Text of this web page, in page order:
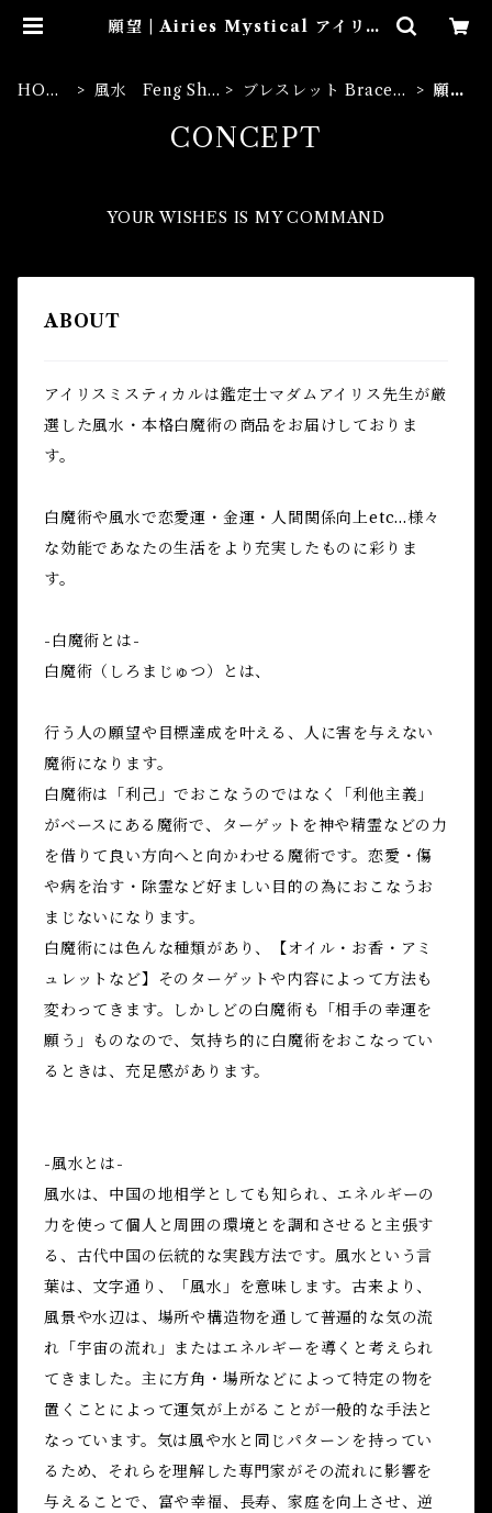
願望 | Airies Mystical アイリス
HOM
風水 Feng Shu
ブレスレット Bracele
願
CONCEPT
YOUR WISHES IS MY COMMAND
ABOUT
アイリスミスティカルは鑑定士マダムアイリス先生が厳
選した風水・本格白魔術の商品をお届けしておりま
す。
白魔術や風水で恋愛運・金運・人間関係向上etc...様々
な効能であなたの生活をより充実したものに彩りま
す。
-白魔術とは-
白魔術（しろまじゅつ）とは、
行う人の願望や目標達成を叶える、人に害を与えない
魔術になります。
白魔術は「利己」でおこなうのではなく「利他主義」
がベースにある魔術で、ターゲットを神や精霊などの力
を借りて良い方向へと向かわせる魔術です。恋愛・傷
や病を治す・除霊など好ましい目的の為におこなうお
まじないになります。
白魔術には色んな種類があり、【オイル・お香・アミ
ュレットなど】そのターゲットや内容によって方法も
変わってきます。しかしどの白魔術も「相手の幸運を
願う」ものなので、気持ち的に白魔術をおこなってい
るときは、充足感があります。
-風水とは-
風水は、中国の地相学としても知られ、エネルギーの
力を使って個人と周囲の環境とを調和させると主張す
る、古代中国の伝統的な実践方法です。風水という言
葉は、文字通り、「風水」を意味します。古来より、
風景や水辺は、場所や構造物を通して普遍的な気の流
れ「宇宙の流れ」またはエネルギーを導くと考えられ
てきました。主に方角・場所などによって特定の物を
置くことによって運気が上がることが一般的な手法と
なっています。気は風や水と同じパターンを持ってい
るため、それらを理解した専門家がその流れに影響を
与えることで、富や幸福、長寿、家庭を向上させ、逆